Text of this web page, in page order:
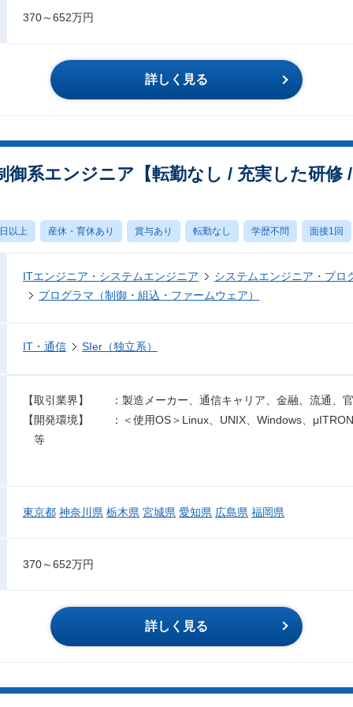
370～652万円
詳しく見る
御系エンジニア【転勤なし / 充実した研
以上 産休・育休あり 賞与あり 転勤なし 学歴不問 面接1回
ITエンジニア・システムエンジニア
システムエンジニア・プロ
プログラマ（制御・組込・ファームウェア）
IT・通信 SIer（独立系）
【取引業界】 ：製造メーカー、通信キャリア、金融、流通、
【開発環境】 ：＜使用OS＞Linux、UNIX、Windows、
等
東京都 神奈川県 栃木県 宮城県 愛知県 広島県 福岡県
370～652万円
詳しく見る